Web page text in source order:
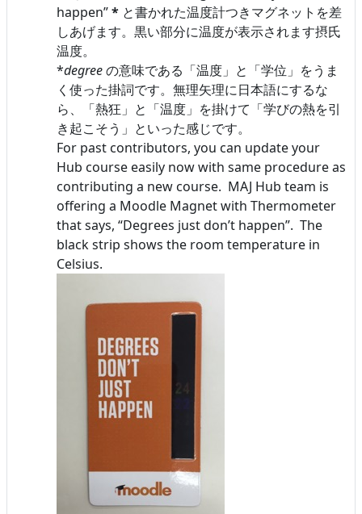
happen”* と書かれた温度計つきマグネットを差
しあげます。黒い部分に温度が表示されます摂氏
温度。
*degreeの意味である「温度」と「学位」をうま
く使った掛詞です。無理矢理に日本語にするな
ら、「熱狂」と「温度」を掛けて「学びの熱を引
き起こそう」といった感じです。
For past contributors, you can update your
Hub course easily now with same procedure as
contributing a new course. MAJ Hub team is
offering a Moodle Magnet with Thermometer
that says, “Degrees just don’t happen”. The
black strip shows the room temperature in
Celsius.